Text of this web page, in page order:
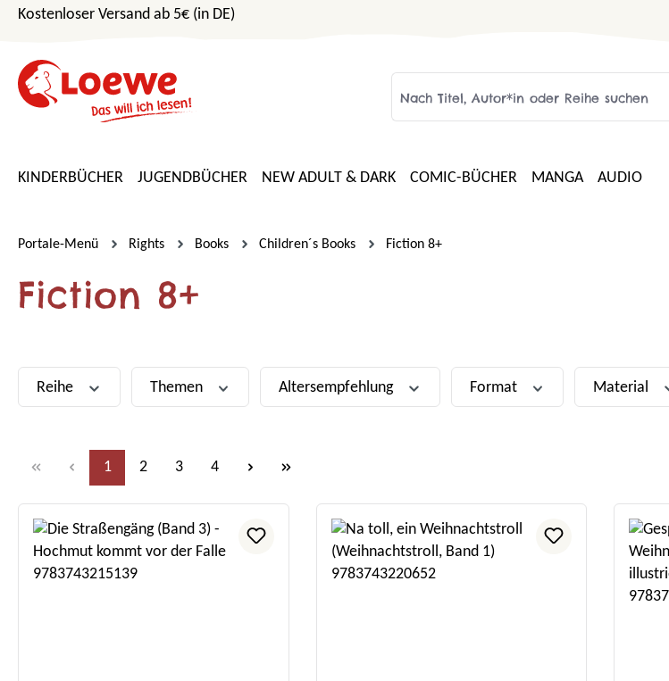
Hauptinhalt springen
Zur Suche springen
Zur Hauptnavigation springen
Kostenloser Versand ab 5€ (in DE)
KINDERBÜCHER JUGENDBÜCHER NEW ADULT & DARK COMIC-BÜCHER MANGA AUDIO
Portale-Menü Rights Books Children´s Books Fiction 8+
Fiction 8+
Reihe Themen Altersempfehlung Format Material
Seite
1 Seite
2 Seite
3 Seite
4